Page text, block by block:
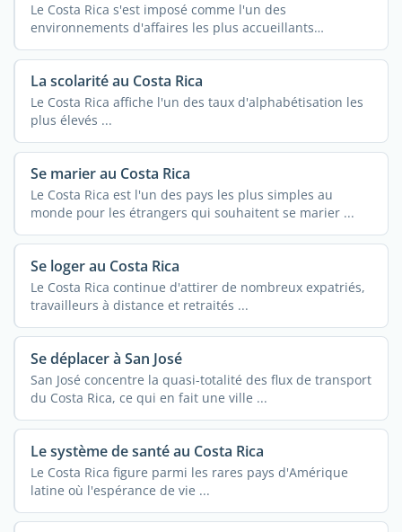
Le Costa Rica s'est imposé comme l'un des
environnements d'affaires les plus accueillants
d'Amérique ...
La scolarité au Costa Rica
Le Costa Rica affiche l'un des taux d'alphabétisation les
plus élevés ...
Se marier au Costa Rica
Le Costa Rica est l'un des pays les plus simples au
monde pour les étrangers qui souhaitent se marier ...
Se loger au Costa Rica
Le Costa Rica continue d'attirer de nombreux expatriés,
travailleurs à distance et retraités ...
Se déplacer à San José
San José concentre la quasi-totalité des flux de transport
du Costa Rica, ce qui en fait une ville ...
Le système de santé au Costa Rica
Le Costa Rica figure parmi les rares pays d'Amérique
latine où l'espérance de vie ...